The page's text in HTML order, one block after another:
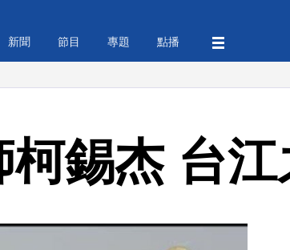
新聞 節目 專題 點播
柯錫杰 台